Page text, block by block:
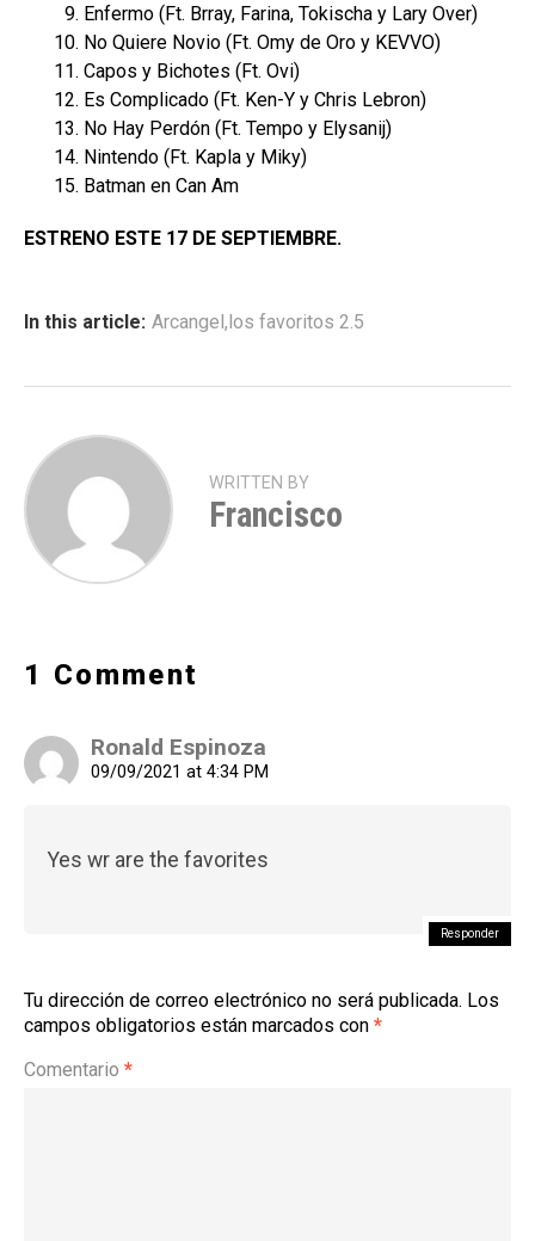
Enfermo (Ft. Brray, Farina, Tokischa y Lary Over)
No Quiere Novio (Ft. Omy de Oro y KEVVO)
Capos y Bichotes (Ft. Ovi)
Es Complicado (Ft. Ken-Y y Chris Lebron)
No Hay Perdón (Ft. Tempo y Elysanij)
Nintendo (Ft. Kapla y Miky)
Batman en Can Am
ESTRENO ESTE 17 DE SEPTIEMBRE.
In this article: Arcangel,los favoritos 2.5
WRITTEN BY
Francisco
1 Comment
Ronald Espinoza
09/09/2021 at 4:34 PM
Yes wr are the favorites
Responder
Tu dirección de correo electrónico no será publicada. Los
campos obligatorios están marcados con *
Comentario *